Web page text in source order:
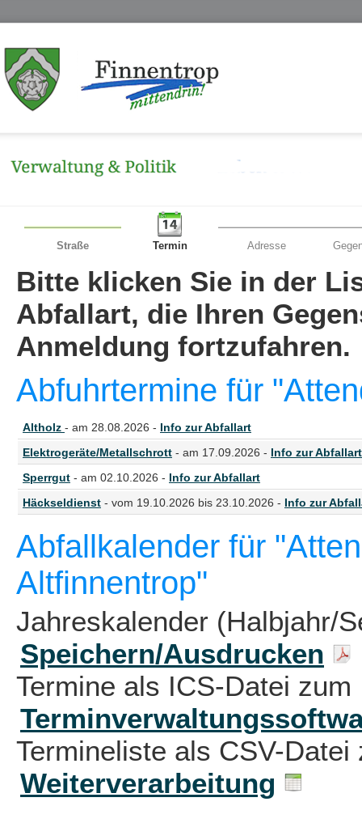
Straße Termin Adresse
Bitte klicken Sie in der
Abfallart, die Ihren
Anmeldung fortzufahren.
Abfuhrtermine für
Altholz - am 28.08.2026 - Info zur Abfallart
Elektrogeräte/Metallschrott - am 17.09.2026 - Info zur Abfallart
Sperrgut - am 02.10.2026 - Info zur Abfallart
Häckseldienst - vom 19.10.2026 bis 23.10.2026 - Info zur
Abfallkalender für
Altfinnentrop"
Jahreskalender (Halbjahr/
Speichern/Ausdrucken
Termine als ICS-Datei zum
Termineliste als CSV-
Weiterverarbeitung